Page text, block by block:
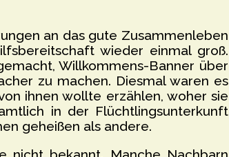
an das gute Zusammenleben
wieder einmal groß.
Willkommens-Banner über
zu machen. Diesmal waren es
ihnen wollte erzählen, woher sie
in der Flüchtlingsunterkunft
geheißen als andere.